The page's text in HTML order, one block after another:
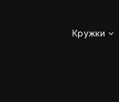
Кружки